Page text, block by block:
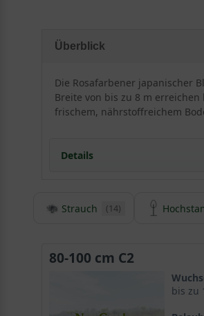
Überblick
Die Rosafarbener japanischer
Breite von bis zu 8 m
frischem, nährstoffreichem
Details
Herkunft und
prachtvoll in großer Zahl und
Strauch (14)
80-100 cm C2
bis zu